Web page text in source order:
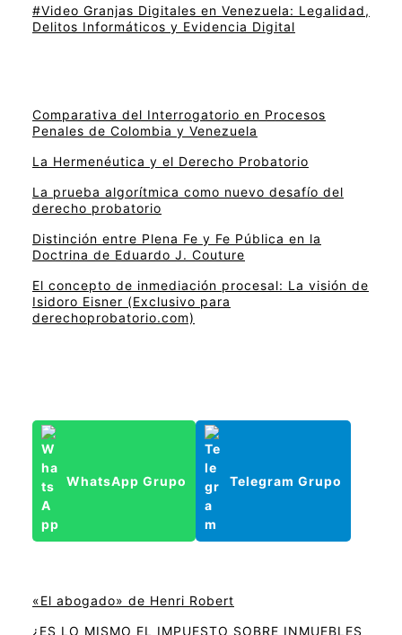
#Video Granjas Digitales en Venezuela: Legalidad,
Delitos Informáticos y Evidencia Digital
Comparativa del Interrogatorio en Procesos
Penales de Colombia y Venezuela
La Hermenéutica y el Derecho Probatorio
La prueba algorítmica como nuevo desafío del
derecho probatorio
Distinción entre Plena Fe y Fe Pública en la
Doctrina de Eduardo J. Couture
El concepto de inmediación procesal: La visión de
Isidoro Eisner (Exclusivo para
derechoprobatorio.com)
WhatsApp Grupo Telegram Grupo
«El abogado» de Henri Robert
¿ES LO MISMO EL IMPUESTO SOBRE INMUEBLES